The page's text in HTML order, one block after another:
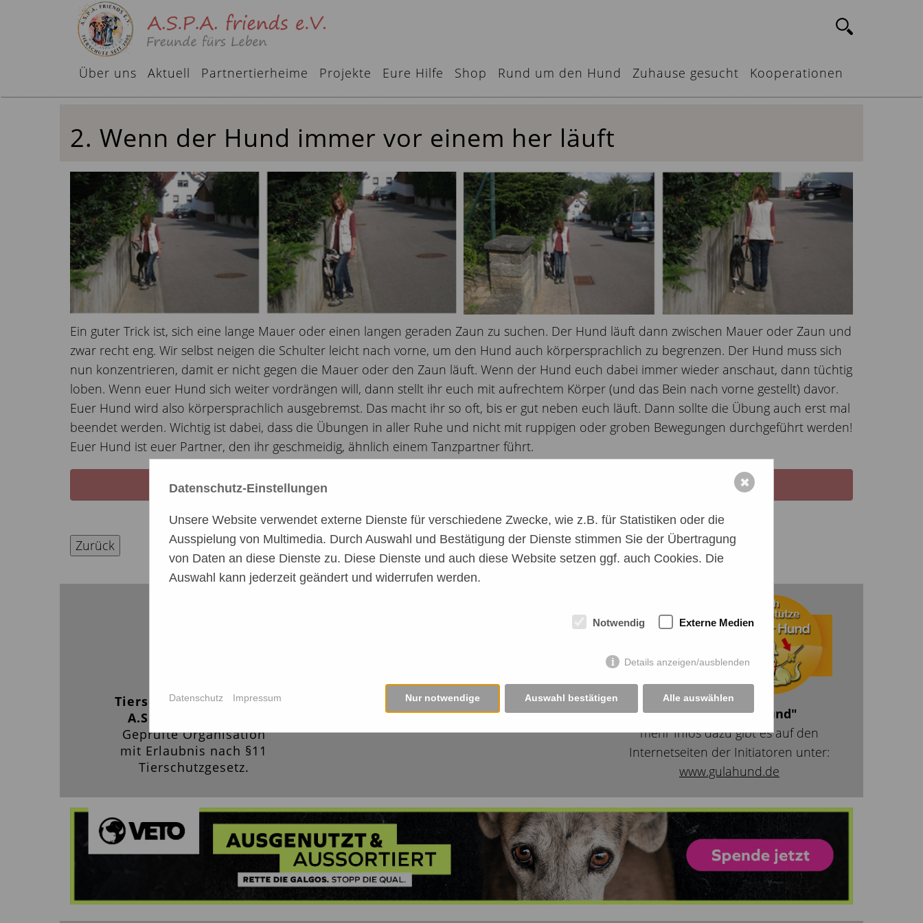
Über uns Aktuell Partnertierheime Projekte Eure Hilfe Shop Rund um den Hund Zuhause gesucht Kooperationen
2. Wenn der Hund immer vor einem her läuft
Ein guter Trick ist, sich eine lange Mauer oder einen langen geraden Zaun zu suchen. Der Hund läuft dann zwischen Mauer oder Zaun und
zwar recht eng. Wir selbst neigen die Schulter leicht nach vorne, um den Hund auch körpersprachlich zu begrenzen. Der Hund muss sich
nun konzentrieren, damit er nicht gegen die Mauer oder den Zaun läuft. Wenn der Hund euch dabei immer wieder anschaut, dann tüchtig
loben. Wenn euer Hund sich weiter vordrängen will, dann stellt ihr euch mit aufrechtem Körper (und das Bein nach vorne gestellt) davor.
Euer Hund wird also körpersprachlich ausgebremst. Das macht ihr so oft, bis er gut neben euch läuft. Dann sollte die Übung auch erst mal
beendet werden. Wichtig ist dabei, dass die Übungen in aller Ruhe und nicht mit ruppigen oder groben Bewegungen durchgeführt werden!
Euer Hund ist euer Partner, den ihr geschmeidig, ähnlich einem Tanzpartner führt.
Zurück
Tierschutzförderverein
A.S.P.A. friends e.V.
Geprüfte Organisation
mit Erlaubnis nach §11
Tierschutzgesetz.
Aktion "Gelber Hund"
mehr Infos dazu gibt es auf den
Internetseiten der Initiatoren unter:
www.gulahund.de
Datenschutz-Einstellungen
Unsere Website verwendet externe Dienste für verschiedene Zwecke, wie z.B. für Statistiken oder die
Ausspielung von Multimedia. Durch Auswahl und Bestätigung der Dienste stimmen Sie der Übertragung
von Daten an diese Dienste zu. Diese Dienste und auch diese Website setzen ggf. auch Cookies. Die
Auswahl kann jederzeit geändert und widerrufen werden.
Notwendig Externe Medien
Details anzeigen/ausblenden
Nur notwendige Auswahl bestätigen Alle auswählen
Datenschutz Impressum
✖